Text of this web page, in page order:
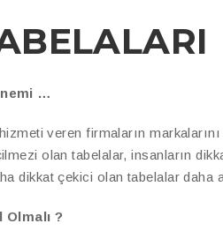
…
veren firmaların
olan tabelalar, insanların
dikkat çekici olan tabelalar daha
Olmalı ?